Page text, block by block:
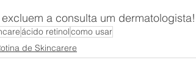
a consulta um
ácido retinolcomo usar
de Skincarere